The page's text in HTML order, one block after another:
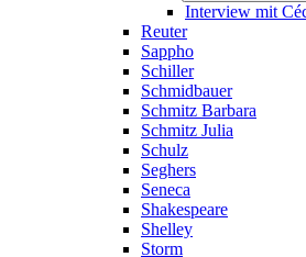
Interview mit
Reuter
Sappho
Schiller
Schmidbauer
Schmitz Barbara
Schmitz Julia
Schulz
Seghers
Seneca
Shakespeare
Shelley
Storm